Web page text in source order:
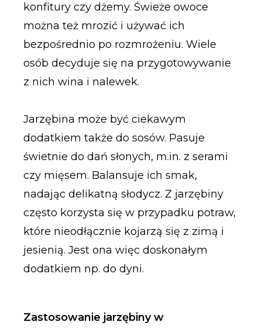
konfitury czy dżemy. Świeże owoce
można też mrozić i używać ich
bezpośrednio po rozmrożeniu. Wiele
osób decyduje się na przygotowywanie
z nich wina i nalewek.
Jarzębina może być ciekawym
dodatkiem także do sosów. Pasuje
świetnie do dań słonych, m.in. z serami
czy mięsem. Balansuje ich smak,
nadając delikatną słodycz. Z jarzębiny
często korzysta się w przypadku potraw,
które nieodłącznie kojarzą się z zimą i
jesienią. Jest ona więc doskonałym
dodatkiem np. do dyni.
Zastosowanie jarzębiny w